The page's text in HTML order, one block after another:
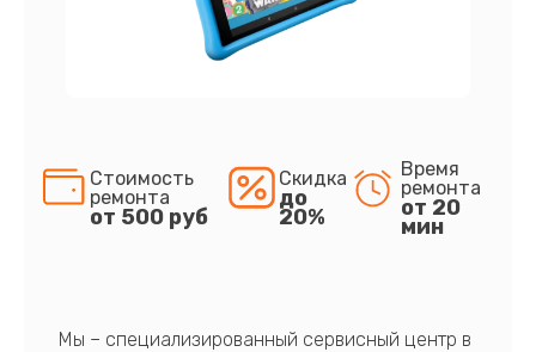
Стоимость
ремонта
от 500 руб
Скидка
до
20%
Время
ремонта
от 20
мин
Мы – специализированный сервисный центр в